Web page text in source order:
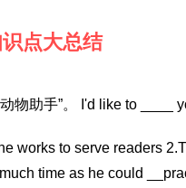
点大总结
物助手”。 I'd like to ____
works to serve readers
time as he could